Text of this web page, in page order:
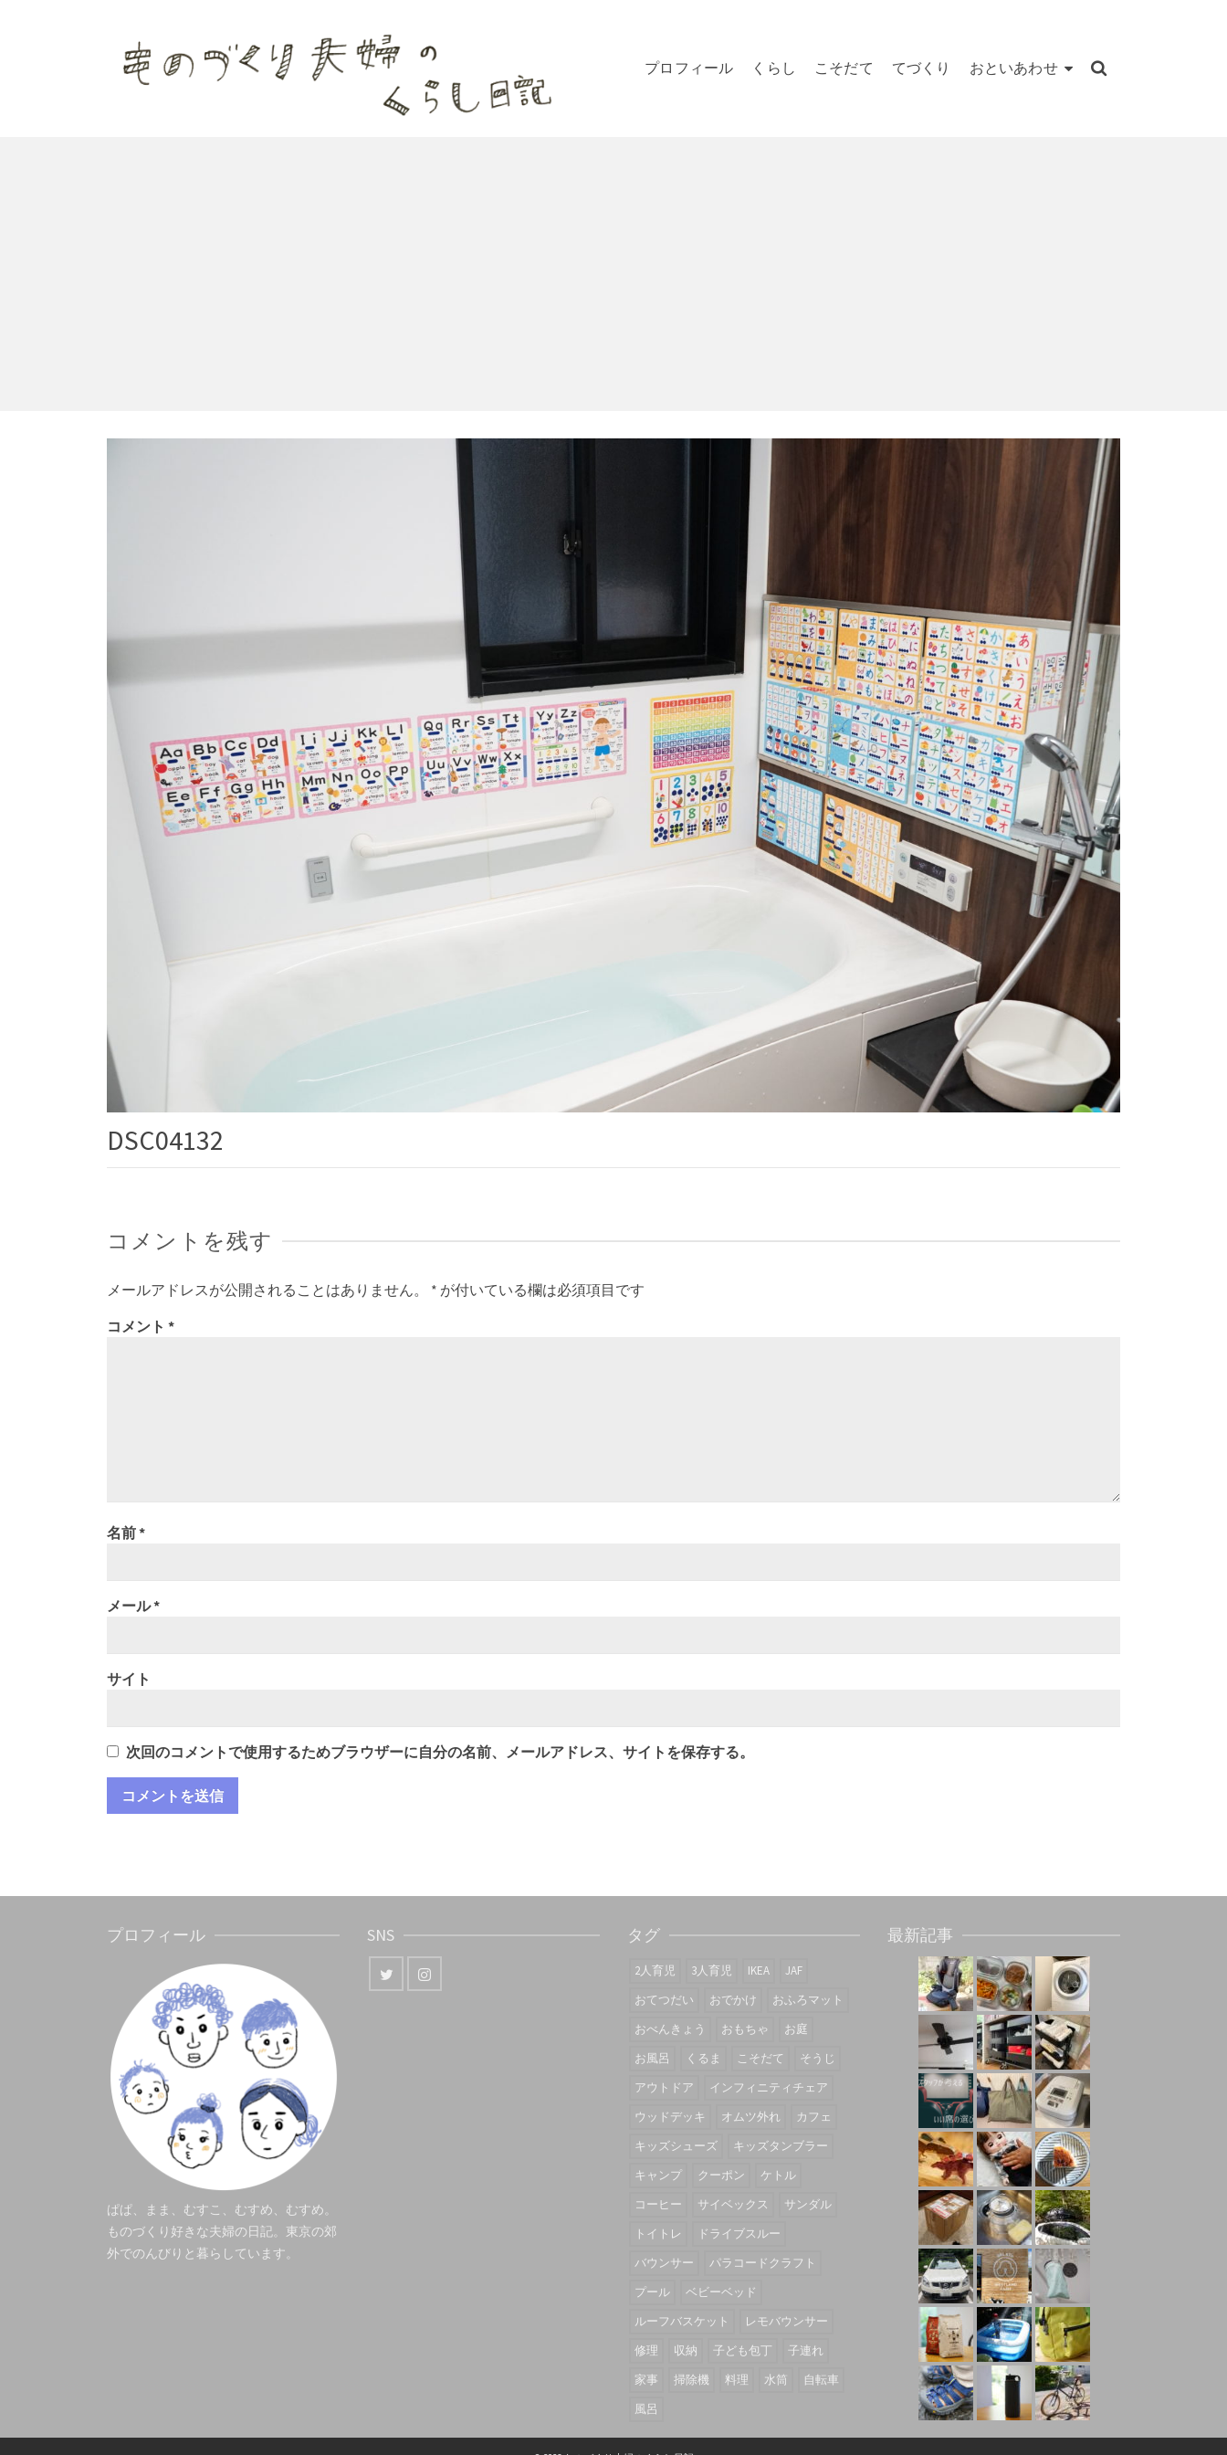
プロフィール くらし こそだて てづくり おといあわせ
DSC04132
コメントを残す
メールアドレスが公開されることはありません。 * が付いている欄は必須項目です
コメント *
名前*
メール*
サイト
次回のコメントで使用するためブラウザーに自分の名前、メールアドレス、サイトを保存する。
プロフィール
ぱぱ、まま、むすこ、むすめ、むすめ。
ものづくり好きな夫婦の日記。東京の郊
外でのんびりと暮らしています。
SNS タグ
2人育児 3人育児 IKEA
JAF
おてつだい
おでかけ
おふろマット
おべんきょう
おもちゃ
お庭
お風呂
くるま こそだて
そうじ
アウトドア
インフィニティチェア
ウッドデッキ
オムツ外れ
カフェ
キッズシューズ
キッズタンブラー
キャンプ
クーポン
ケトル
コーヒー
サイベックス
サンダル
トイトレ
ドライブスルー
バウンサー
パラコードクラフト
プール
ベビーベッド
ルーフバスケット
レモバウンサー
修理
収納 子ども包丁
子連れ
家事
掃除機 料理 水筒
自転車
風呂
最新記事